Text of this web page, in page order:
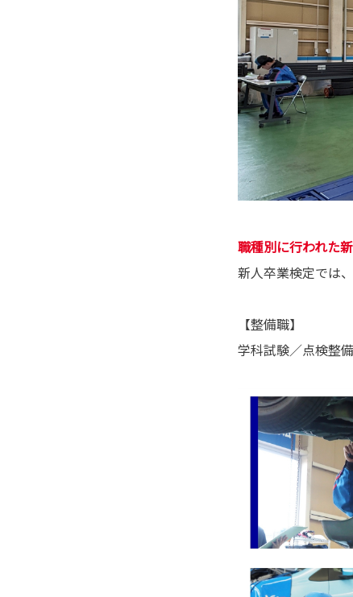
職種別に行われた
新人卒業検定では
【整備職】
学科試験／点検整